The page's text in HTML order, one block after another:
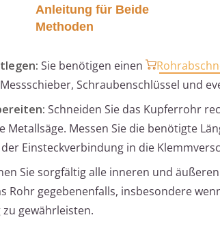
Anleitung für Beide
Methoden
Sie benötigen einen
Schraubenschlüssel und
Schneiden Sie das Kupferrohr
Metallsäge. Messen Sie die benötigte
Einsteckverbindung in die
Sie sorgfältig alle inneren und
Rohr gegebenenfalls, insbesondere
gewährleisten.